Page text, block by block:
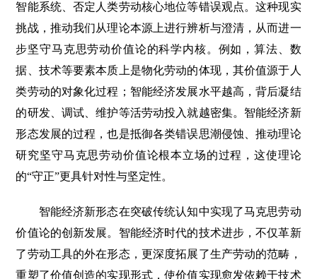
智能系统、否定人类劳动核心地位等错误观点。这种现实
挑战，推动我们从理论本源上进行辨析与澄清，从而进一
步坚守马克思劳动价值论的科学内核。例如，算法、数
据、技术等要素本质上是物化劳动的体现，其价值源于人
类劳动的对象化过程；智能经济发展水平越高，背后凝结
的研发、调试、维护等活劳动投入就越密集。智能经济新
形态发展的过程，也是抵御各类错误思潮侵蚀、推动理论
研究坚守马克思劳动价值论根本立场的过程，这使理论
的“守正”更具针对性与坚定性。
智能经济新形态在突破传统认知中实现了马克思劳动
价值论的创新发展。智能经济时代的技术进步，不仅革新
了劳动工具的外在形态，更深度拓展了生产劳动的范畴，
重塑了价值创造的实现形式，使价值实现愈发依赖于技术